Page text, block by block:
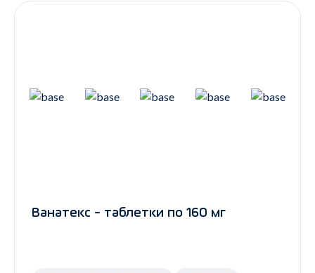
Ванатекс - таблетки по 160 мг